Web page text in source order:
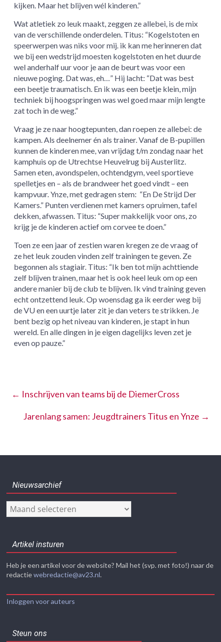
kijken. Maar het blijven wél kinderen.”
Wat atletiek zo leuk maakt, zeggen ze allebei, is de mix
van de verschillende onderdelen. Titus: “Kogelstoten en
speerwerpen was niks voor mij. ik kan me herinneren dat
we bij een wedstrijd moesten kogelstoten en het duurde
wel anderhalf uur voor je aan de beurt was voor een
nieuwe poging. Dat was, eh…” Hij lacht: “Dat was best
een beetje traumatisch. En ik was een beetje klein, mijn
techniek bij hoogspringen was wel goed maar mijn lengte
zat toch in de weg.”
Vraag je ze naar hoogtepunten, dan roepen ze allebei: de
kampen. Als deelnemer én als trainer. Vanaf de B-pupillen
kunnen de kinderen mee, van vrijdag t/m zondag naar het
kamphuis op de Utrechtse Heuvelrug bij Austerlitz.
Samen eten, avondspelen, ochtendgym, veel sportieve
spelletjes en – als de brandweer het goed vindt – een
kampvuur. Ynze, met gedragen stem: “En De Strijd Der
Kamers.” Punten verdienen met kamers opruimen, tafel
dekken, afwassen. Titus: “Super makkelijk voor ons, zo
krijg je de kinderen actief om corvee te doen.”
Toen ze een jaar of zestien waren kregen ze de vraag of
ze het leuk zouden vinden zelf trainingen te geven. Ze
begonnen als stagiair. Titus: “Ik ben tot mijn achttiende
zelf blijven trainen, maar het is ook heel leuk om op een
andere manier bij de club te blijven. Ik vind training geven
echt ontzettend leuk. Op woensdag ga ik eerder weg bij
de VU en een uurtje later zit je dan veters te strikken. Je
bent bezig op het niveau van kinderen, je stapt in hun
wereld. En alle dingen in je eigen dagelijks leven zet je
even op pauze.”
← Inschrijven van teams bij de DiemerCross
Jarenlang samen: Jeugdtrainers Titus en Ynze →
Nieuwsarchief
Nieuwsarchief
Artikel insturen
Heb je een artikel voor de website? Mail het (svp. met foto!) naar de
redactiewebredactie@av23.nl.
Inloggen voor auteurs
Steun ons